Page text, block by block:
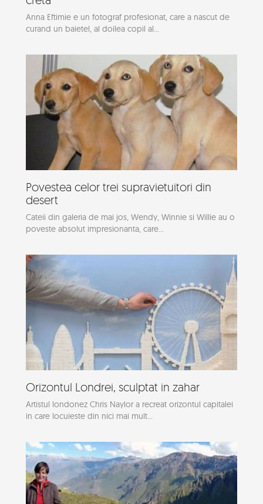
Anna Eftimie e un fotograf profesionat, care a nascut de
curand un baietel, al doilea copil al...
Povestea celor trei supravietuitori din
desert
Cateii din galeria de mai jos, Wendy, Winnie si Willie au o
poveste absolut impresionanta, care...
Orizontul Londrei, sculptat in zahar
Artistul londonez Chris Naylor a recreat orizontul capitalei
in care locuieste din nici mai mult...